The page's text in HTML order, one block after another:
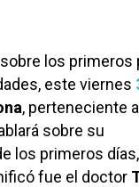
los primeros
este viernes
, perteneciente
sobre su
los primeros días,
fue el doctor